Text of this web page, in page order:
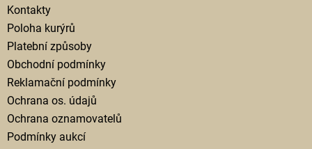
Kontakty
Poloha kurýrů
Platební způsoby
Obchodní podmínky
Reklamační podmínky
Ochrana os. údajů
Ochrana oznamovatelů
Podmínky aukcí